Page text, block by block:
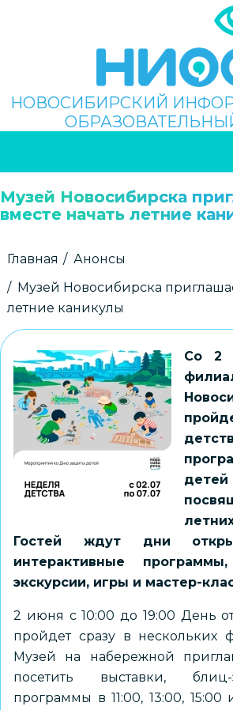
Поиск
НОВОСИБИРСКИЙ
НАВИГАЦИЯ
Музей Новосибирска
вместе начать летние
Строка
Главная
Анонсы
Музей Новосибирска
летние каникулы
Со 2
Гостей ждут дни
интерактивные
экскурсии, игры и мастер-
2 июня с 10:00 до 19:00 День
пройдет сразу в нескольких
Музей на набережной
посетить выставки,
программы в 11:00, 13:00, 15:00